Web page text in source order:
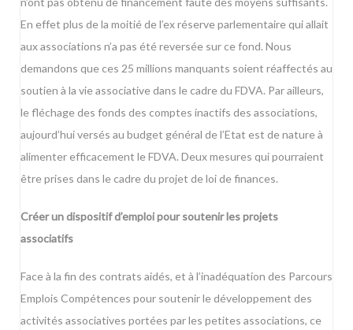
En effet plus de la moitié de l’ex réserve parlementaire qui allait
aux associations n’a pas été reversée sur ce fond. Nous
demandons que ces 25 millions manquants soient réaffectés au
soutien à la vie associative dans le cadre du FDVA. Par ailleurs,
le fléchage des fonds des comptes inactifs des associations,
aujourd’hui versés au budget général de l’Etat est de nature à
alimenter efficacement le FDVA. Deux mesures qui pourraient
être prises dans le cadre du projet de loi de finances.
Créer un dispositif d’emploi pour soutenir les projets
associatifs
Face à la fin des contrats aidés, et à l’inadéquation des Parcours
Emplois Compétences pour soutenir le développement des
activités associatives portées par les petites associations, ce